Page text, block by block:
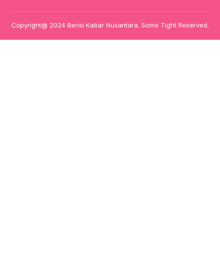
Copyright@ 2024 Berisi Kabar Nusantara. Some Tight Reserved.